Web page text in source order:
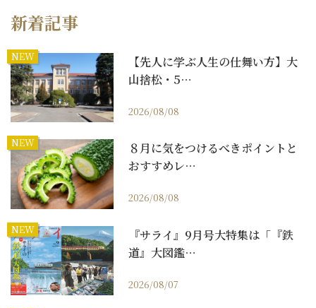
新着記事
NEW
【先人に学ぶ人生の仕舞い方】大
山捨松・5…
2026/08/08
NEW
８月に気をつけるべきポイントと
おすすめレ…
2026/08/08
NEW
『サライ』9月号大特集は「『鉄
道』大図鑑…
2026/08/07